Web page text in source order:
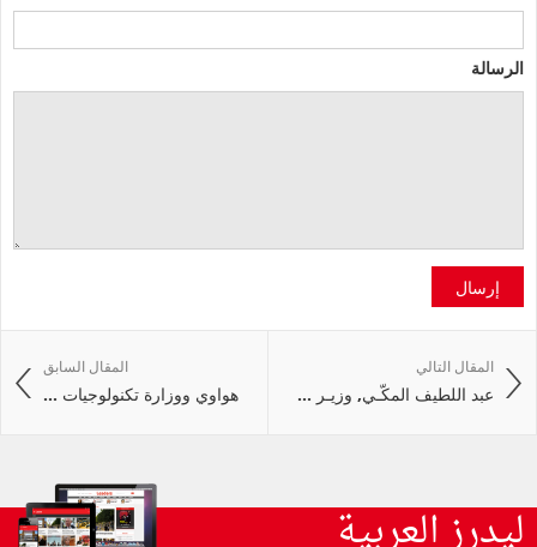
الرسالة
إرسال
المقال السابق
هواوي ووزارة تكنولوجيات ...
المقال التالي
عبد اللطيف المكّـي, وزيـر ...
ليدرز العربية